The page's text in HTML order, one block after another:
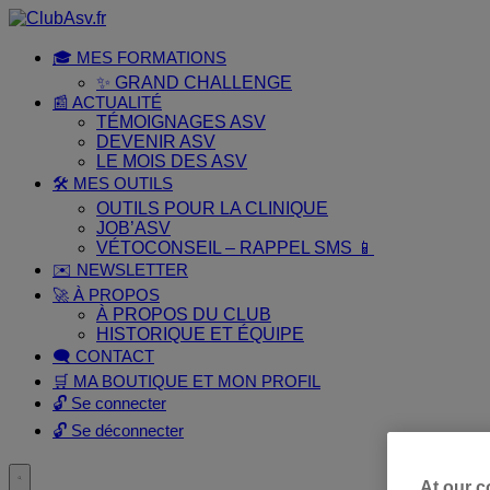
Placeholder
Skip
Content
Skip
Footer🎓 MES FORMATIONS
✨ GRAND CHALLENGE
📰 ACTUALITÉ
TÉMOIGNAGES ASV
DEVENIR ASV
LE MOIS DES ASV
🛠️ MES OUTILS
OUTILS POUR LA CLINIQUE
JOB’ASV
VÉTOCONSEIL – RAPPEL SMS 📱
✉️ NEWSLETTER
🚀 À PROPOS
À PROPOS DU CLUB
HISTORIQUE ET ÉQUIPE
🗨️ CONTACT
🛒 MA BOUTIQUE ET MON PROFIL
🔓 Se connecter
🔓 Se déconnecter
Toggle